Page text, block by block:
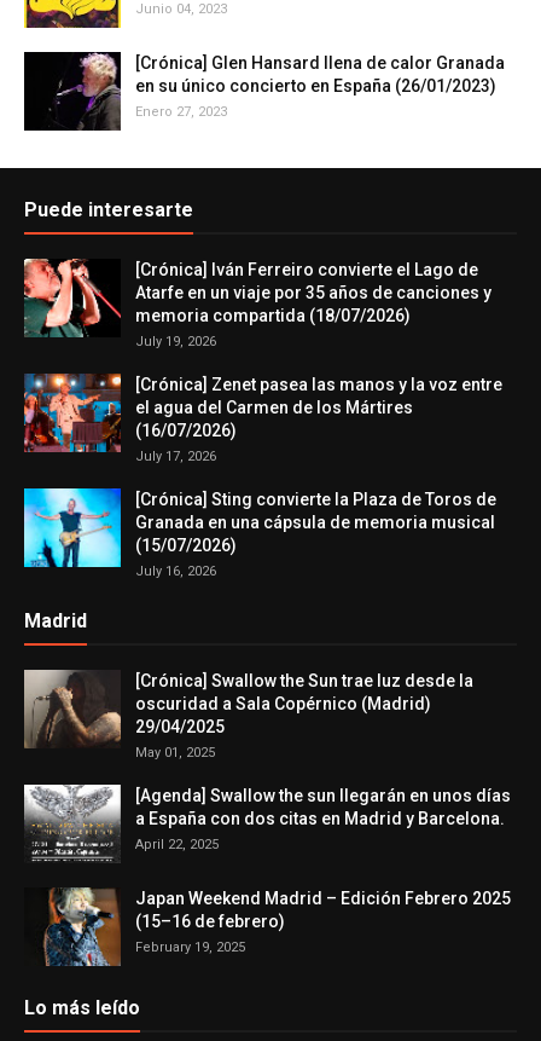
Junio 04, 2023
[Crónica] Glen Hansard llena de calor Granada
en su único concierto en España (26/01/2023)
Enero 27, 2023
Puede interesarte
[Crónica] Iván Ferreiro convierte el Lago de
Atarfe en un viaje por 35 años de canciones y
memoria compartida (18/07/2026)
July 19, 2026
[Crónica] Zenet pasea las manos y la voz entre
el agua del Carmen de los Mártires
(16/07/2026)
July 17, 2026
[Crónica] Sting convierte la Plaza de Toros de
Granada en una cápsula de memoria musical
(15/07/2026)
July 16, 2026
Madrid
[Crónica] Swallow the Sun trae luz desde la
oscuridad a Sala Copérnico (Madrid)
29/04/2025
May 01, 2025
[Agenda] Swallow the sun llegarán en unos días
a España con dos citas en Madrid y Barcelona.
April 22, 2025
Japan Weekend Madrid – Edición Febrero 2025
(15–16 de febrero)
February 19, 2025
Lo más leído